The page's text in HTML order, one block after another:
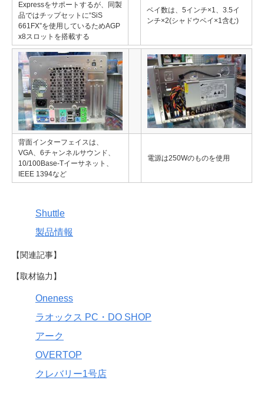
Expressをサポートするが、同製
品ではチップセットに“SiS
661FX”を使用しているためAGP
x8スロットを搭載する
ベイ数は、5インチ×1、3.5イ
ンチ×2(シャドウベイ×1含む)
背面インターフェイスは、
VGA、6チャンネルサウンド、
10/100Base-Tイーサネット、
IEEE 1394など
電源は250Wのものを使用
Shuttle
製品情報
【関連記事】
【取材協力】
Oneness
ラオックス PC・DO SHOP
アーク
OVERTOP
クレバリー1号店